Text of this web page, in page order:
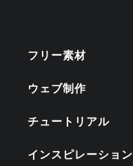
フリー素材
ウェブ制作
チュートリアル
インスピレーション